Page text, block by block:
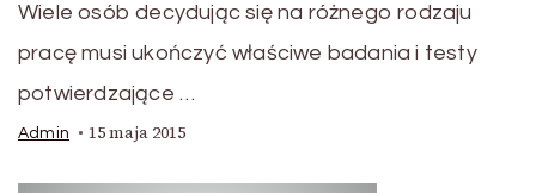
Wiele osób decydując się na różnego rodzaju
pracę musi ukończyć właściwe badania i testy
potwierdzające …
Admin 15 maja 2015